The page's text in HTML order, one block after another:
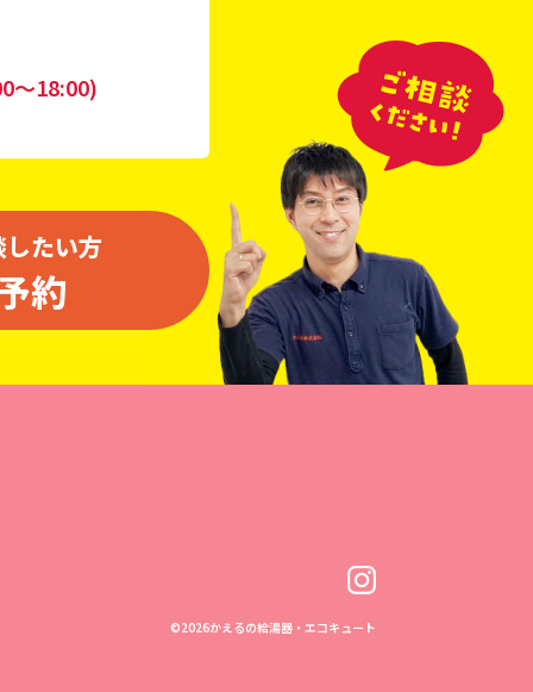
〜18:00)
たい方
約
©2026かえるの給湯器・エコキュート